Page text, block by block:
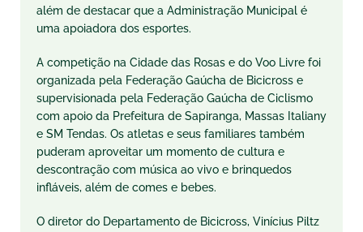
além de destacar que a Administração Municipal é
uma apoiadora dos esportes.
A competição na Cidade das Rosas e do Voo Livre foi
organizada pela Federação Gaúcha de Bicicross e
supervisionada pela Federação Gaúcha de Ciclismo
com apoio da Prefeitura de Sapiranga, Massas Italiany
e SM Tendas. Os atletas e seus familiares também
puderam aproveitar um momento de cultura e
descontração com música ao vivo e brinquedos
infláveis, além de comes e bebes.
O diretor do Departamento de Bicicross, Vinícius Piltz